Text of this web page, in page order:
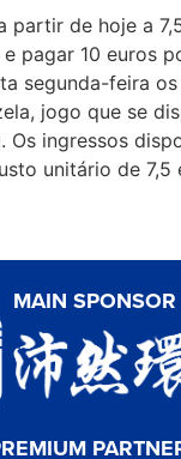
partir de hoje a
pagar 10 euros
segunda-feira
jogo que se
Os ingressos
unitário de 7,5
MAIN SPONSOR